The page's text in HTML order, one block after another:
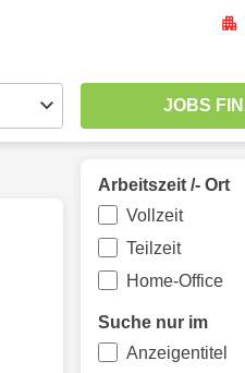
Arbeitszeit /- Ort
Vollzeit
Teilzeit
Home-Office
Suche nur im
Anzeigentitel